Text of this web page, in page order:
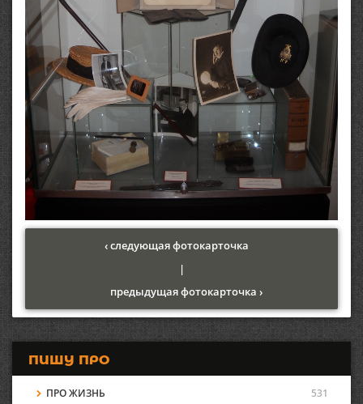
‹ следующая фотокарточка
|
предыдущая фотокарточка ›
ПИШУ ПРО
ПРО ЖИЗНЬ 531